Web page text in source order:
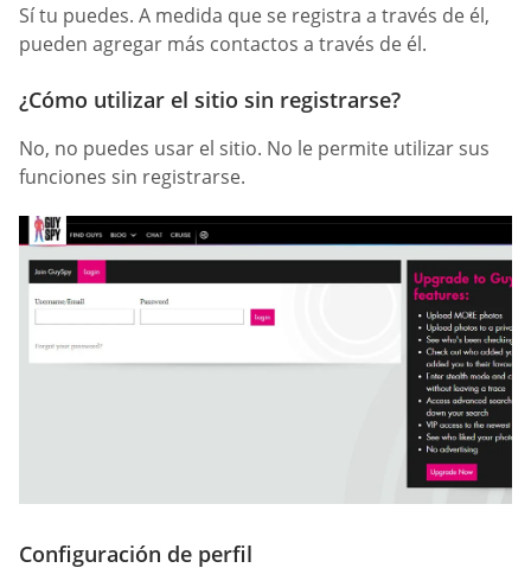
Sí tu puedes. A medida que se registra a través de él,
pueden agregar más contactos a través de él.
¿Cómo utilizar el sitio sin registrarse?
No, no puedes usar el sitio. No le permite utilizar sus
funciones sin registrarse.
Configuración de perfil